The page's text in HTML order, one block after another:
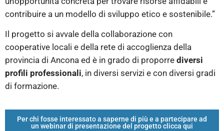
contribuire a un modello di sviluppo etico e sostenibile.”
Il progetto si avvale della collaborazione con
cooperative locali e della rete di accoglienza della
provincia di Ancona ed è in grado di proporre diversi
profili professionali, in diversi servizi e con diversi gradi
di formazione.
Per chi fosse interessato a saperne di più e a partecipare ad
un webinar di presentazione del progetto clicca qui